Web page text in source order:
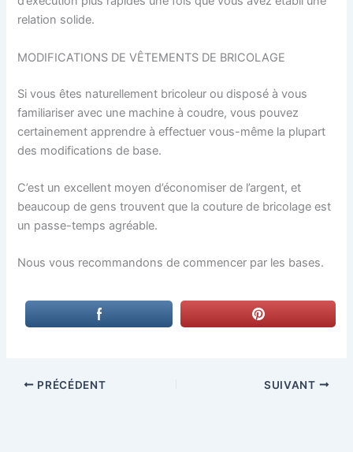
relation solide.
MODIFICATIONS DE VÊTEMENTS DE BRICOLAGE
Si vous êtes naturellement bricoleur ou disposé à vous
familiariser avec une machine à coudre, vous pouvez
certainement apprendre à effectuer vous-même la plupart
des modifications de base.
C’est un excellent moyen d’économiser de l’argent, et
beaucoup de gens trouvent que la couture de bricolage est
un passe-temps agréable.
Nous vous recommandons de commencer par les bases.
PRÉCÉDENT SUIVANT